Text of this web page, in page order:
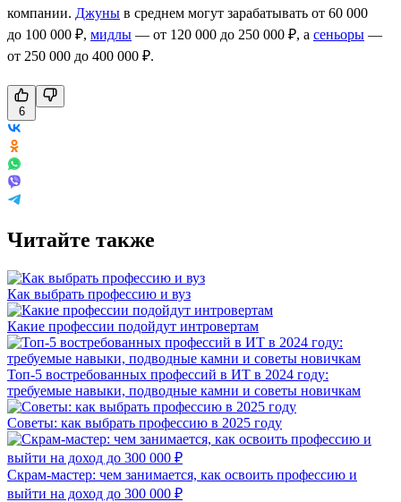
компании. Джуны в среднем могут зарабатывать от 60 000
до 100 000 ₽, мидлы — от 120 000 до 250 000 ₽, а сеньоры —
от 250 000 до 400 000 ₽.
6
Читайте также
Как выбрать профессию и вуз
Какие профессии подойдут интровертам
Топ-5 востребованных профессий в ИТ в 2024 году:
требуемые навыки, подводные камни и советы новичкам
Советы: как выбрать профессию в 2025 году
Скрам-мастер: чем занимается, как освоить профессию и
выйти на доход до 300 000 ₽